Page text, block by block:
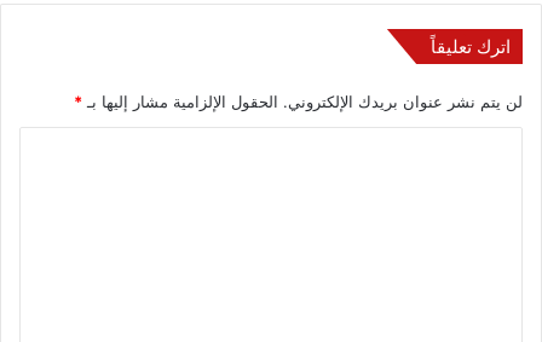
اترك تعليقاً
لن يتم نشر عنوان بريدك الإلكتروني. الحقول الإلزامية مشار إليها بـ *